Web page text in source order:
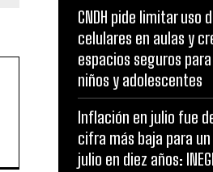
CNDH pide limitar uso
celulares en aulas y
espacios seguros
niños y adolescentes
Inflación en julio fue
cifra más baja para
julio en diez años: INEGI